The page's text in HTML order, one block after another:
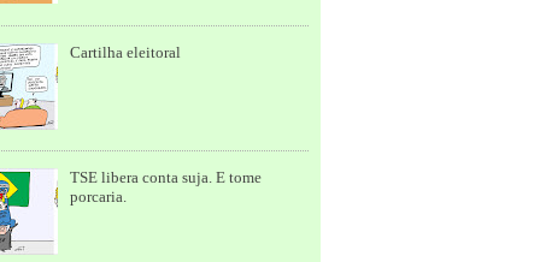
Cartilha eleitoral
TSE libera conta suja. E tome
porcaria.